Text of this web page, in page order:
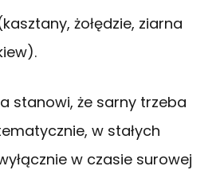
żołędzie, ziarna
stanowi, że sarny trzeba
w stałych
w czasie surowej